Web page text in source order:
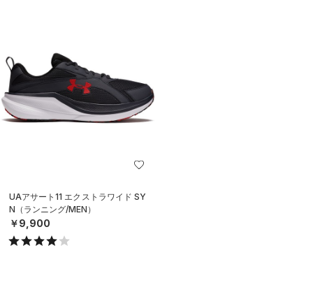
UAアサート11 エクストラワイド SY
N（ランニング/MEN）
￥9,900